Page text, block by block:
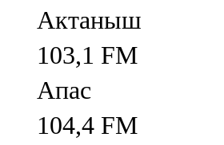
Актаныш
103,1 FM
Апас
104,4 FM